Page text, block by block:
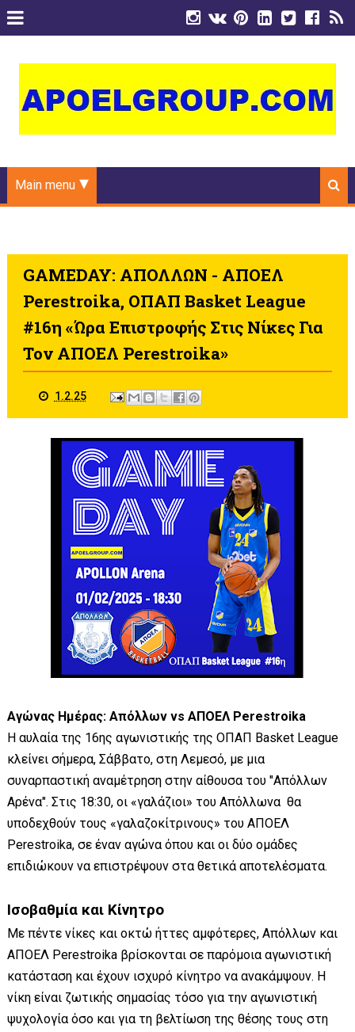
Main menu
GAMEDAY: ΑΠΟΛΛΩΝ - ΑΠΟΕΛ
Perestroika, ΟΠΑΠ Basket League
#16η «Ώρα Επιστροφής Στις Νίκες Για
Τον ΑΠΟΕΛ Perestroika»
1.2.25
Αγώνας Ημέρας: Απόλλων vs ΑΠΟΕΛ Perestroika
Η αυλαία της 16ης αγωνιστικής της ΟΠΑΠ Basket League
κλείνει σήμερα, Σάββατο, στη Λεμεσό, με μια
συναρπαστική αναμέτρηση στην αίθουσα του "Απόλλων
Αρένα". Στις 18:30, οι «γαλάζιοι» του Απόλλωνα θα
υποδεχθούν τους «γαλαζοκίτρινους» του ΑΠΟΕΛ
Perestroika, σε έναν αγώνα όπου και οι δύο ομάδες
επιδιώκουν να επιστρέψουν στα θετικά αποτελέσματα.
Ισοβαθμία και Κίνητρο
Με πέντε νίκες και οκτώ ήττες αμφότερες, Απόλλων και
ΑΠΟΕΛ Perestroika βρίσκονται σε παρόμοια αγωνιστική
κατάσταση και έχουν ισχυρό κίνητρο να ανακάμψουν. Η
νίκη είναι ζωτικής σημασίας τόσο για την αγωνιστική
ψυχολογία όσο και για τη βελτίωση της θέσης τους στη